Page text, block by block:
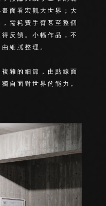
面看宏觀大世界；大
需耗費手臂甚至整個
反饋。小幅作品，不
細膩整理。
雜的細節，由點線面
自面對世界的能力。